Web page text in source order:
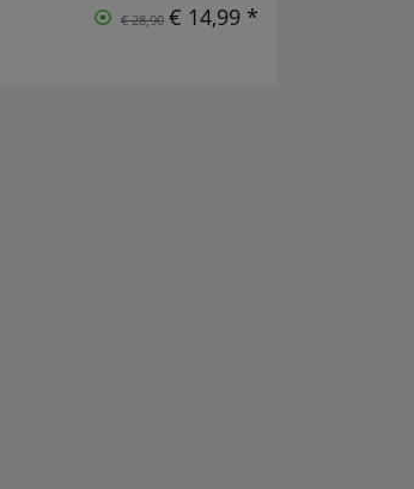
€ 28,90 € 14,99 *